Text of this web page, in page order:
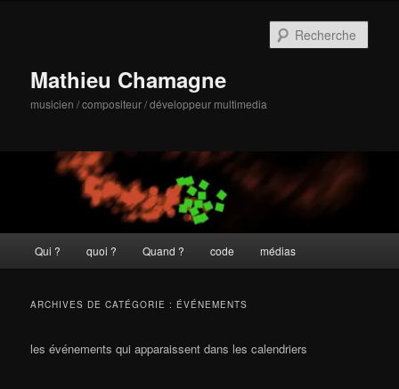
Mathieu Chamagne
musicien / compositeur / développeur multimedia
principal
Qui ? quoi ? Quand ? code médias
ARCHIVES DE CATÉGORIE : ÉVÉNEMENTS
les événements qui apparaissent dans les calendriers